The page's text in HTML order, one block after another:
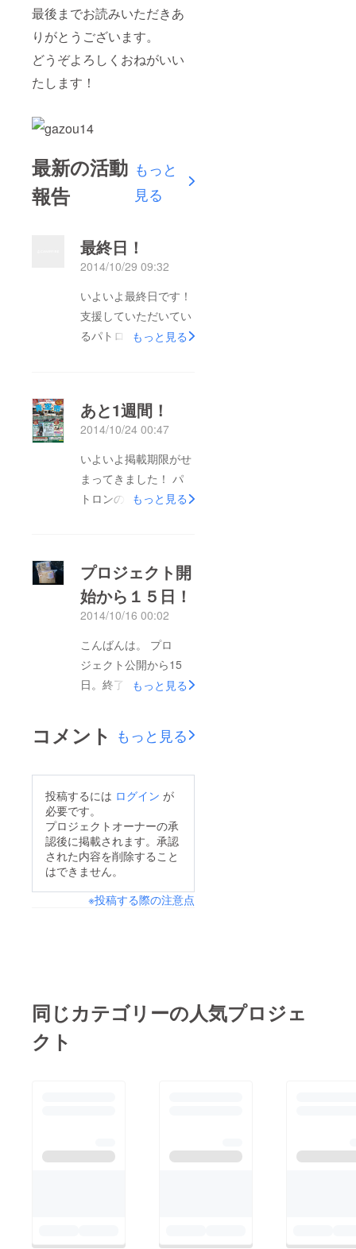
最後までお読みいただきあ
りがとうございます。
どうぞよろしくおねがいい
たします！
最新の活動
報告
もっと
見る
最終日！
2014/10/29 09:32
いよいよ最終日です！
支援していただいてい
るパトロンのみなさ
プロジェクトを立ち上
げてみて、難しいこと
もたくさんありました
が、これを通しての新
たな出会いがあった
たいなぁ。。と、思う
ことがたくさんありま
した(*^^*) 一見地味な
(笑)一度食べてもらえ
ばわかるのに。。とい
うもどかしさも持ちつ
になりました。 あと1
か！！ 最後まであき
らめず進みます！
もっと見る
あと1週間！
2014/10/24 00:47
いよいよ掲載期限がせ
まってきました！ パ
トロンの皆さん、応援
は。。 江戸川橋にて
毎月行われている青空
市出店に向けて準備中
です。 11月中の出店
が目標で、今準備をし
ています！ 日程等が
決まったらまたお知ら
持ってプレゼンしに行
ラベルを手作りし。。
全て自分の裁量で決め
ていくというスリリン
グだけれど楽しく、や
りがいを感じていま
す！ 季節に合わせた
秋の新製品の試作も進
くおねがいいたしま
もっと見る
プロジェクト開
始から１５日！
2014/10/16 00:02
こんばんは。 プロ
ジェクト公開から15
日。終了までも15日。
さった方、本当にあり
がとうございます。
メッセージに励まされ
ています。 先週土曜
日は『青山ファーマー
ズマーケット』に出展
てきました！ 素敵な
店！とはいかないです
が、いろいろなつなが
た！
もっと見る
コメント もっと見る
投稿するには ログイン が
必要です。
プロジェクトオーナーの承
認後に掲載されます。承認
された内容を削除すること
はできません。
※投稿する際の注意点
同じカテゴリーの人気プロジェ
クト